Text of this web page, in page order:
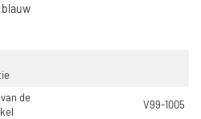
blauw
de
V99-1005